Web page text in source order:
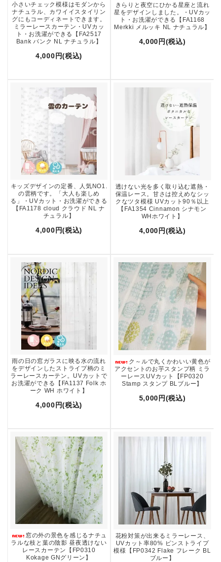
小さいチェック模様はモダンから
ナチュラル、カワイイスタイリン
グにもコーディネートできます。
ミラーレースカーテン・UVカッ
ト・お洗濯ができる【FA2517
Bank バンク NL ナチュラル】
4,000円(税込)
きらりと夜空にひかる星座と流れ
星をデザインしました。・UVカッ
ト・お洗濯ができる【FA1168
Merkki メルッキ NL ナチュラル】
4,000円(税込)
キッズデザインの定番、人気NO1.
の雲柄です。「大人も楽しめ
る」・UVカット・お洗濯ができる
【FA1178 cloud クラウド NL ナ
チュラル】
4,000円(税込)
透けない光を多く取り込む遮熱・
保温レース。甘さは控えめなシッ
クなツタ模様 UVカット90％以上
【FA1354 Cinnamon シナモン
WHホワイト】
4,000円(税込)
雨の日の窓ガラスに映る水の流れ
をデザインしたストライプ柄のミ
ラーレースカーテン。UVカットで
お洗濯ができる【FA1137 Folk ホ
ーク WH ホワイト】
4,000円(税込)
ク～ルで丸くかわいい黄色が
アクセントのお芋スタンプ柄 ミラ
ーレースUVカット【FP0320
Stamp スタンプ BLブルー】
5,000円(税込)
窓の外の景色を感じるナチュ
ラルな枝と葉の陰影 昼夜透けない
レースカーテン【FP0310
Kokage GNグリーン】
花粉対策が出来るミラーレース、
UVカット率80% ピンストライプ
模様【FP0342 Flake フレーク BL
ブルー】